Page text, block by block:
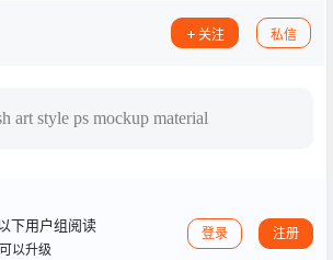
关注 私信
art style ps mockup material
下用户组阅读
以升级
登录 注册